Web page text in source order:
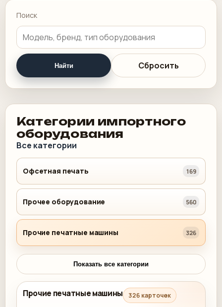
Поиск
Найти Сбросить
Категории импортного
оборудования
Все категории
Офсетная печать 169
Прочее оборудование 560
Прочие печатные машины 326
Показать все категории
Прочие печатные машины 326 карточек